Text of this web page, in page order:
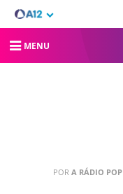
MENU
POR A RÁDIO POP